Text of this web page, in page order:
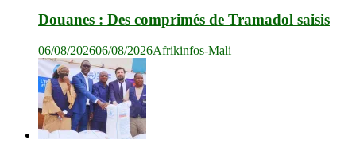
Douanes : Des comprimés de Tramadol saisis
06/08/202606/08/2026Afrikinfos-Mali